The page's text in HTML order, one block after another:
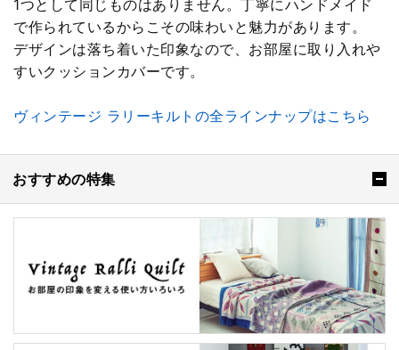
1つとして同じものはありません。丁寧にハンドメイド
で作られているからこその味わいと魅力があります。
デザインは落ち着いた印象なので、お部屋に取り入れや
すいクッションカバーです。
ヴィンテージ ラリーキルトの全ラインナップはこちら
おすすめの特集